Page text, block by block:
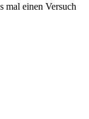
mal einen Versuch